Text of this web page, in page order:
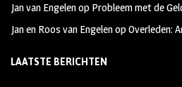
Jan van Engelenop Probleem met de
Jan en Roos van EngelenopOverleden:
LAATSTE BERICHTEN